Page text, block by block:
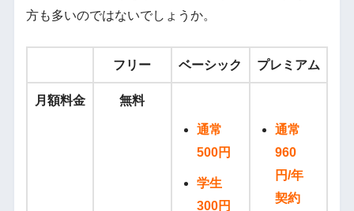
方も多いのではないでしょうか。
フリー ベーシック プレミアム
月額料金 無料
通常
500円
学生
300円
通常
960
円/年
契約